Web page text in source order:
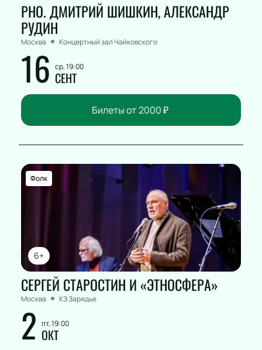
РНО. ДМИТРИЙ ШИШКИН, АЛЕКСАНДР
РУДИН
Москва Концертный зал Чайковского
16 ср, 19:00
СЕНТ
Билеты от 2000₽
6+
Фолк
СЕРГЕЙ СТАРОСТИН И «ЭТНОСФЕРА»
Москва КЗ Зарядье
2 пт, 19:00
ОКТ